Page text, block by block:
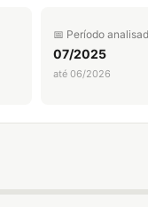
📅 Período
07/2025
até 06/2026